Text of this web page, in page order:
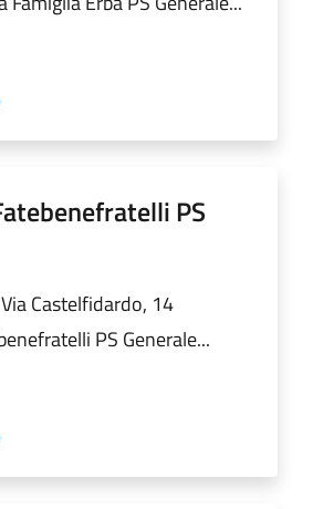
PS
Via Castelfidardo, 14
PS Generale...